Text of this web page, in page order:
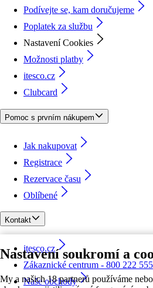
Nastavení soukromí a
My a našich 18 partnerů používáme
Podívejte se, kam doručujeme
Poplatek za službu
Nastavení Cookies
Možnosti platby
itesco.cz
Clubcard
Pomoc s prvním nákupem
Jak nakupovat
Registrace
Rezervace času
Oblíbené
Kontakt
itesco.cz
Zákaznické centrum - 800 222 555
Naše obchody